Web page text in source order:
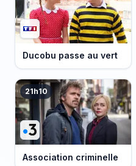
Ducobu passe au vert
21h10
Association criminelle